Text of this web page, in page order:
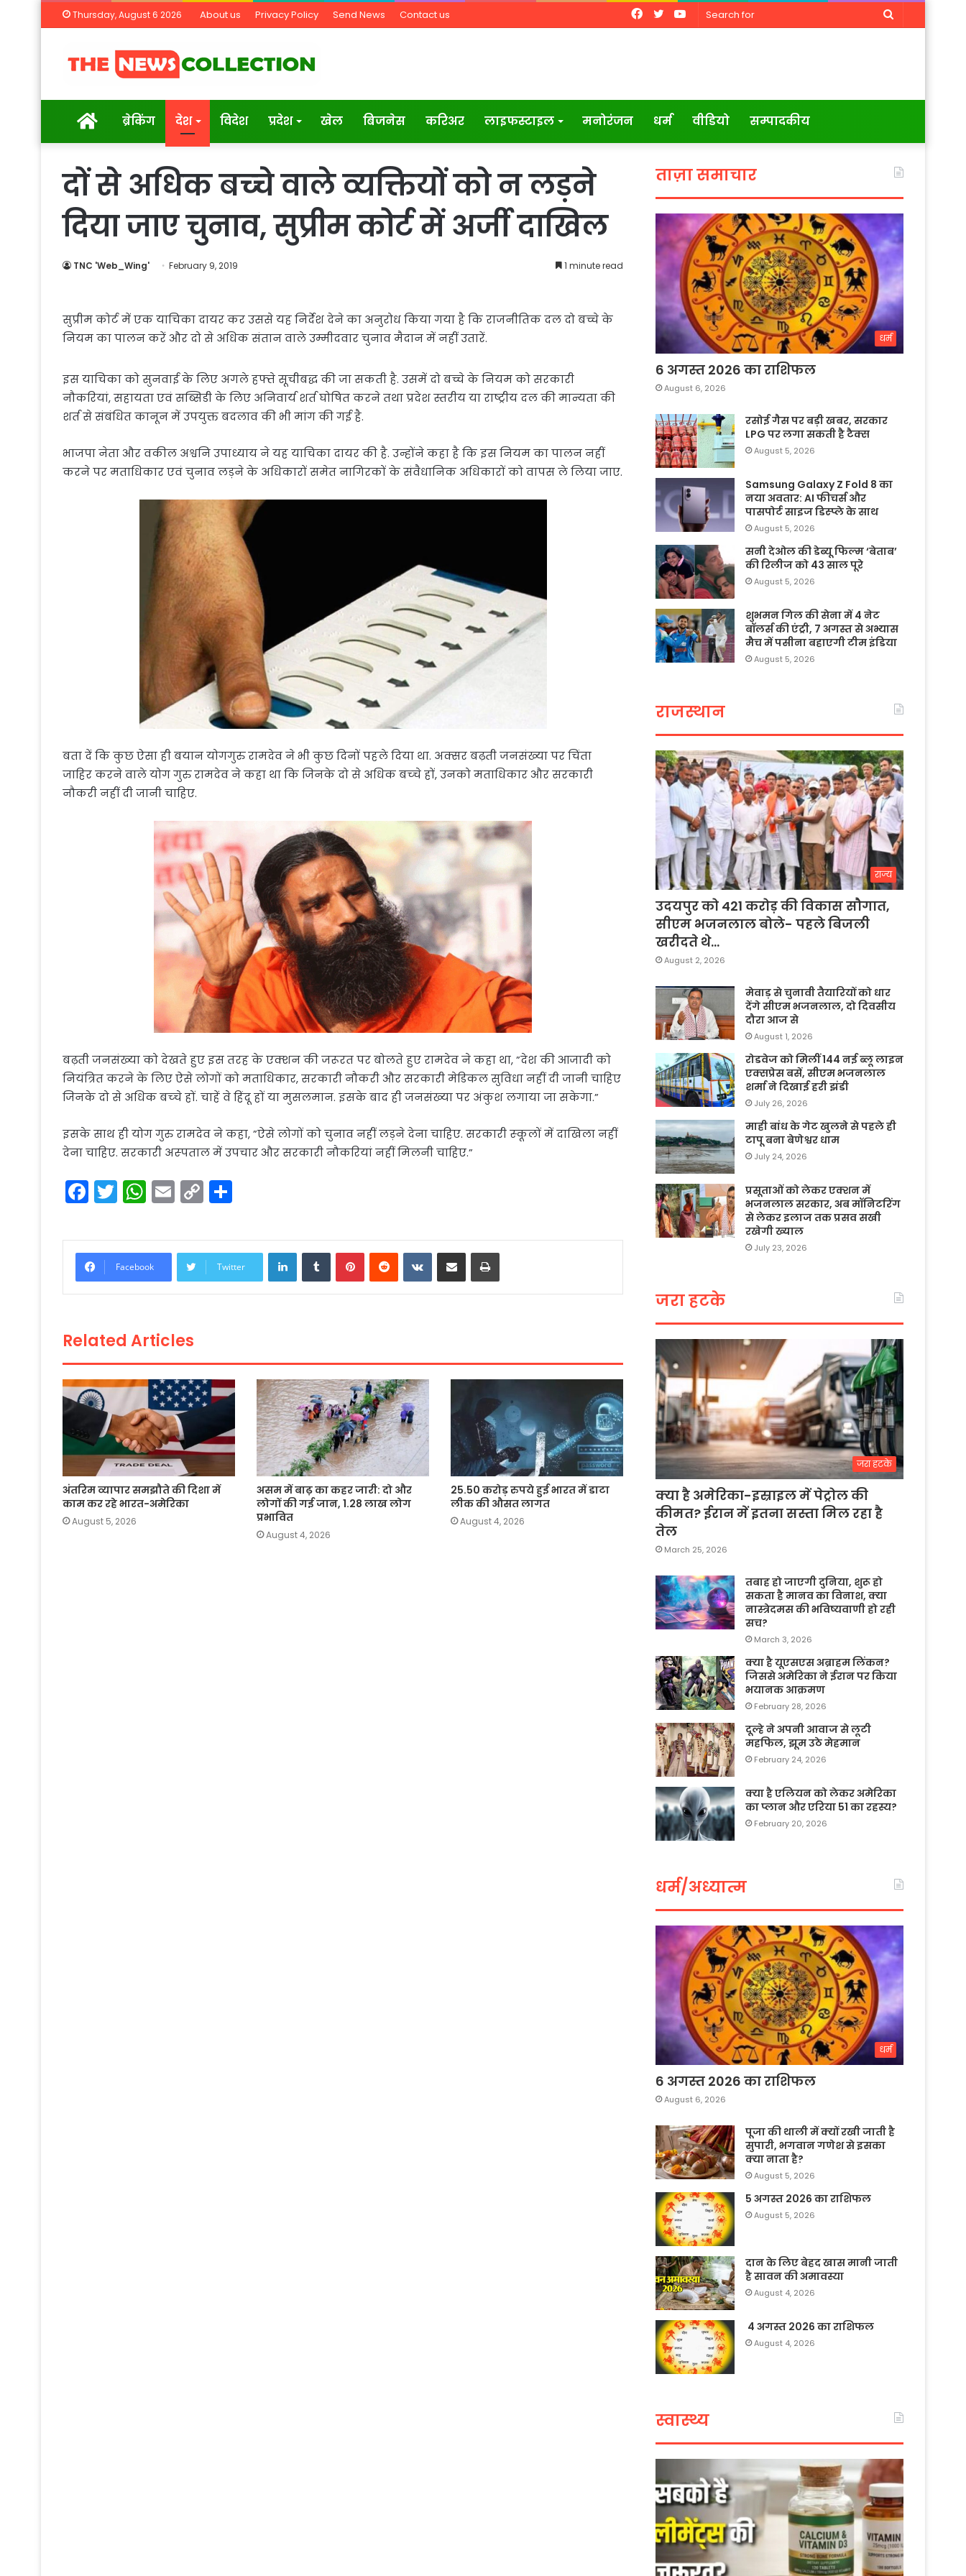
Thursday, August 6 2026 About us Privacy Policy Send News Contact us
Search
YouTube
Twitter
Facebook
Homeब्रेकिंग देश विदेश प्रदेश खेल बिजनेस करिअर लाइफस्टाइल मनोरंजन धर्म वीडियो सम्पादकीय
दों से अधिक बच्‍चे वाले व्‍यक्तियों को न लड़ने
दिया जाए चुनाव, सुप्रीम कोर्ट में अर्जी दाखिल
TNC 'Web_Wing' February 9, 2019 1 minute read
सुप्रीम कोर्ट में एक याचिका दायर कर उससे यह निर्देश देने का अनुरोध किया गया है कि राजनीतिक दल दो बच्चे के
नियम का पालन करें और दो से अधिक संतान वाले उम्मीदवार चुनाव मैदान में नहीं उतारें.
इस याचिका को सुनवाई के लिए अगले हफ्ते सूचीबद्ध की जा सकती है. उसमें दो बच्चे के नियम को सरकारी
नौकरियां, सहायता एवं सब्सिडी के लिए अनिवार्य शर्त घोषित करने तथा प्रदेश स्तरीय या राष्ट्रीय दल की मान्यता की
शर्त से संबंधित कानून में उपयुक्त बदलाव की भी मांग की गई है.
भाजपा नेता और वकील अश्वनि उपाध्याय ने यह याचिका दायर की है. उन्होंने कहा है कि इस नियम का पालन नहीं
करने पर मताधिकार एवं चुनाव लड़ने के अधिकारों समेत नागिरकों के संवैधानिक अधिकारों को वापस ले लिया जाए.
बता दें कि कुछ ऐसा ही बयान योगगुरु रामदेव ने भी कुछ दिनों पहले दिया था. अक्‍सर बढ़ती जनसंख्‍या पर चिंता
जाहिर करने वाले योग गुरु रामदेव ने कहा था कि जिनके दो से अधिक बच्‍चे हों, उनको मताधिकार और सरकारी
नौकरी नहीं दी जानी चाहिए.
बढ़ती जनसंख्‍या को देखते हुए इस तरह के एक्‍शन की जरूरत पर बोलते हुए रामदेव ने कहा था, ”देश की आजादी को
नियंत्रित करने के लिए ऐसे लोगों को मताधिकार, सरकारी नौकरी और सरकारी मेडिकल सुविधा नहीं दी जानी चाहिए
जिनके दो से अधिक बच्‍चे हों. चाहें वे हिंदू हों या मुसलमान. इसके बाद ही जनसंख्‍या पर अंकुश लगाया जा सकेगा.”
इसके साथ ही योग गुरु रामदेव ने कहा, ”ऐसे लोगों को चुनाव नहीं लड़ने देना चाहिए. सरकारी स्‍कूलों में दाखिला नहीं
देना चाहिए. सरकारी अस्‍पताल में उपचार और सरकारी नौकरियां नहीं मिलनी चाहिए.”
F
a
c
e
b
o
k
T
w
itt
er
W
h
a
ts
A
p
E
m
ai
l
C
o
p
y
Li
ar
e
Facebook Twitter
LinkedInTumblrPinterestReddit VKontakte
Share via Email Print
Related Articles
अंतरिम व्यापार समझौते की दिशा में
काम कर रहे भारत-अमेरिका
August 5, 2026
असम में बाढ़ का कहर जारी: दो और
लोगों की गई जान, 1.28 लाख लोग
प्रभावित
August 4, 2026
25.50 करोड़ रुपये हुई भारत में डाटा
लीक की औसत लागत
August 4, 2026
ताज़ा समाचार
धर्म
6 अगस्त 2026 का राशिफल
August 6, 2026
रसोई गैस पर बड़ी खबर, सरकार
LPG पर लगा सकती है टैक्स
August 5, 2026
Samsung Galaxy Z Fold 8 का
नया अवतार: AI फीचर्स और
पासपोर्ट साइज डिस्प्ले के साथ
August 5, 2026
सनी देओल की डेब्यू फिल्म ‘बेताब’
की रिलीज को 43 साल पूरे
August 5, 2026
शुभमन गिल की सेना में 4 नेट
बॉलर्स की एंट्री, 7 अगस्त से अभ्यास
मैच में पसीना बहाएगी टीम इंडिया
August 5, 2026
राजस्थान
राज्य
उदयपुर को 421 करोड़ की विकास सौगात,
सीएम भजनलाल बोले- पहले बिजली
खरीदते थे…
August 2, 2026
मेवाड़ से चुनावी तैयारियों को धार
देंगे सीएम भजनलाल, दो दिवसीय
दौरा आज से
August 1, 2026
रोडवेज को मिलीं 144 नई ब्लू लाइन
एक्सप्रेस बसें, सीएम भजनलाल
शर्मा ने दिखाई हरी झंडी
July 26, 2026
माही बांध के गेट खुलने से पहले ही
टापू बना बेणेश्वर धाम
July 24, 2026
प्रसूताओं को लेकर एक्शन में
भजनलाल सरकार, अब मॉनिटरिंग
से लेकर इलाज तक प्रसव सखी
रखेगी ख्याल
July 23, 2026
जरा हटके
जरा हटके
क्या है अमेरिका-इस्राइल में पेट्रोल की
कीमत? ईरान में इतना सस्ता मिल रहा है
तेल
March 25, 2026
तबाह हो जाएगी दुनिया, शुरू हो
सकता है मानव का विनाश, क्या
नास्त्रेदमस की भविष्यवाणी हो रही
सच?
March 3, 2026
क्या है यूएसएस अब्राहम लिंकन?
जिससे अमेरिका ने ईरान पर किया
भयानक आक्रमण
February 28, 2026
दूल्हे ने अपनी आवाज से लूटी
महफिल, झूम उठे मेहमान
February 24, 2026
क्या है एलियन को लेकर अमेरिका
का प्लान और एरिया 51 का रहस्य?
February 20, 2026
धर्म/अध्यात्म
धर्म
6 अगस्त 2026 का राशिफल
August 6, 2026
पूजा की थाली में क्यों रखी जाती है
सुपारी, भगवान गणेश से इसका
क्या नाता है?
August 5, 2026
5 अगस्त 2026 का राशिफल
August 5, 2026
दान के लिए बेहद खास मानी जाती
है सावन की अमावस्या
August 4, 2026
4 अगस्त 2026 का राशिफल
August 4, 2026
स्वास्थ्य